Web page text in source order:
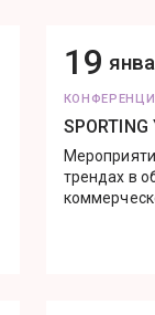
19
SPORTING
трендах в